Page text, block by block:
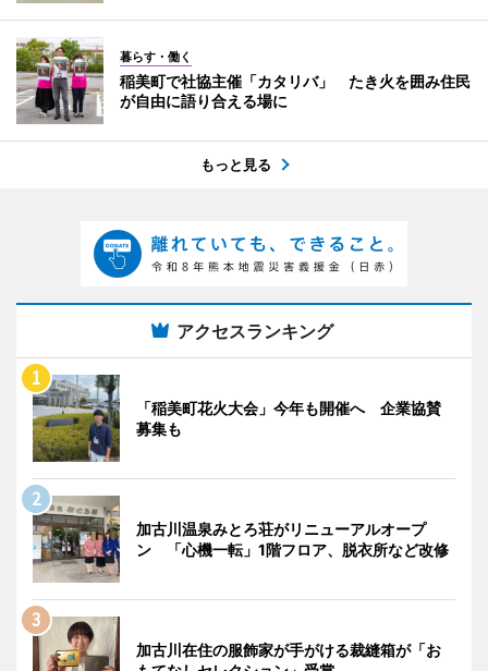
暮らす・働く
稲美町で社協主催「カタリバ」 たき火を囲み住民
が自由に語り合える場に
もっと見る
アクセスランキング
「稲美町花火大会」今年も開催へ 企業協賛
募集も
加古川温泉みとろ荘がリニューアルオープ
ン 「心機一転」1階フロア、脱衣所など改修
加古川在住の服飾家が手がける裁縫箱が「お